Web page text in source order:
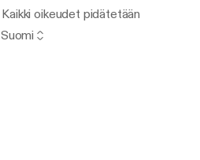
oikeudet pidätetään
Suomi